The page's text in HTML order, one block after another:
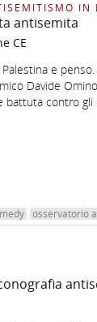
IN
antisemita
CE
e
Davide
battuta contro
osservatorio